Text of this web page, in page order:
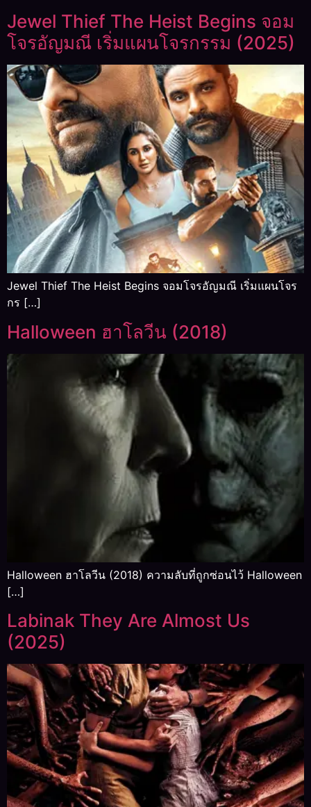
Jewel Thief The Heist Begins จอม
โจรอัญมณี เริ่มแผนโจรกรรม (2025)
Jewel Thief The Heist Begins จอมโจรอัญมณี เริ่มแผนโจร
กร […]
Halloween ฮาโลวีน (2018)
Halloween ฮาโลวีน (2018) ความลับที่ถูกซ่อนไว้ Halloween
[…]
Labinak They Are Almost Us
(2025)